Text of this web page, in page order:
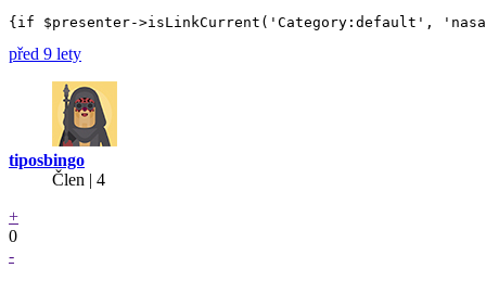
před 9 lety
tiposbingo
Člen | 4
+
0
-